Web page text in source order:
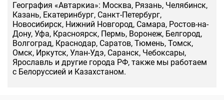
География «Автаркиа»: Москва, Рязань, Челябинск,
Казань, Екатеринбург, Санкт-Петербург,
Новосибирск, Нижний Новгород, Самара, Ростов-на-
Дону, Уфа, Красноярск, Пермь, Воронеж, Белгород,
Волгоград, Краснодар, Саратов, Тюмень, Томск,
Омск, Иркутск, Улан-Удэ, Саранск, Чебоксары,
Ярославль и другие города РФ, также мы работаем
с Белоруссией и Казахстаном.